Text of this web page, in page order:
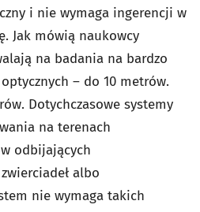
i nie wymaga ingerencji w
Jak mówią naukowcy
na badania na bardzo
– do 10 metrów.
Dotychczasowe systemy
na terenach
odbijających
albo
nie wymaga takich